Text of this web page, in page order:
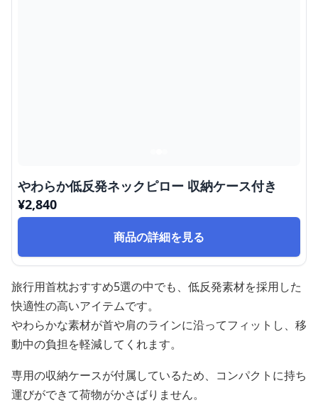
やわらか低反発ネックピロー 収納ケース付き
¥2,840
商品の詳細を見る
旅行用首枕おすすめ5選の中でも、低反発素材を採用した
快適性の高いアイテムです。
やわらかな素材が首や肩のラインに沿ってフィットし、移
動中の負担を軽減してくれます。
専用の収納ケースが付属しているため、コンパクトに持ち
運びができて荷物がかさばりません。